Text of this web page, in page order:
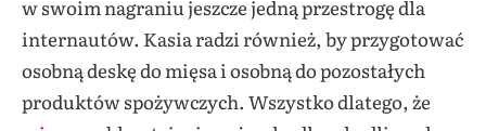
w swoim nagraniu jeszcze jedną przestrogę dla
internautów. Kasia radzi również, by przygotować
osobną deskę do mięsa i osobną do pozostałych
produktów spożywczych. Wszystko dlatego, że